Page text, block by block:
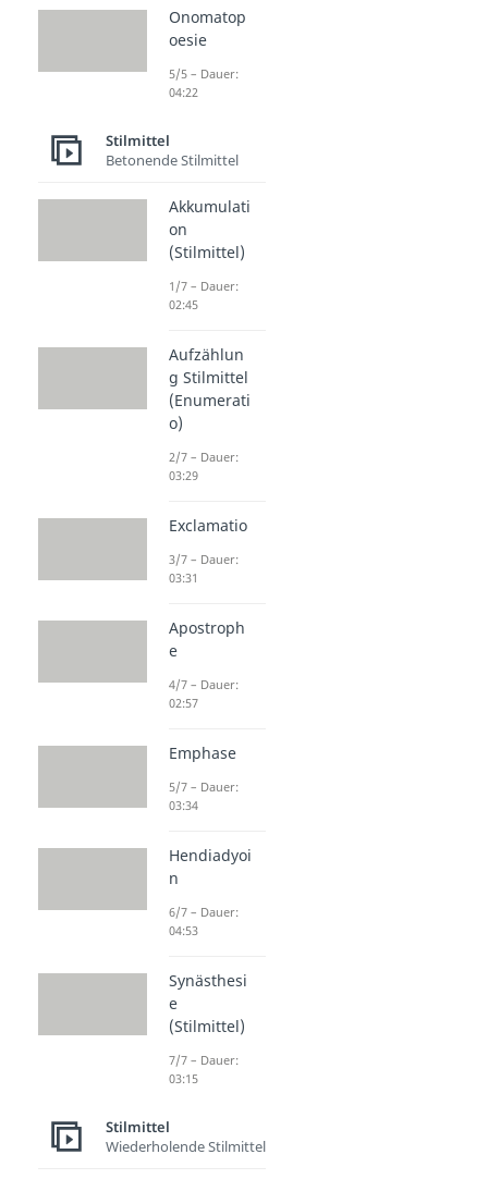
Onomatop
oesie
5/5 – Dauer:
04:22
Stilmittel
Betonende Stilmittel
Akkumulati
on
(Stilmittel)
1/7 – Dauer:
02:45
Aufzählun
g Stilmittel
(Enumerati
o)
2/7 – Dauer:
03:29
Exclamatio
3/7 – Dauer:
03:31
Apostroph
e
4/7 – Dauer:
02:57
Emphase
5/7 – Dauer:
03:34
Hendiadyoi
n
6/7 – Dauer:
04:53
Synästhesi
e
(Stilmittel)
7/7 – Dauer:
03:15
Stilmittel
Wiederholende Stilmittel